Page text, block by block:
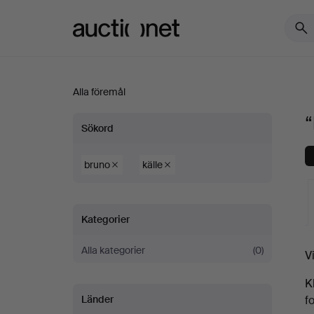
Alla föremål
“bruno
källe”
Sökord
bruno källe
Kategorier
Alla kategorier (0)
Länder